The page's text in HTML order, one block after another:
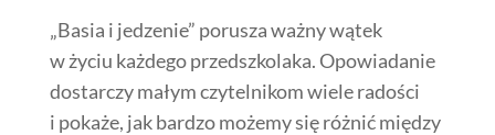
„Basia i jedzenie” porusza ważny wątek
w życiu każdego przedszkolaka. Opowiadanie
dostarczy małym czytelnikom wiele radości
i pokaże, jak bardzo możemy się różnić między